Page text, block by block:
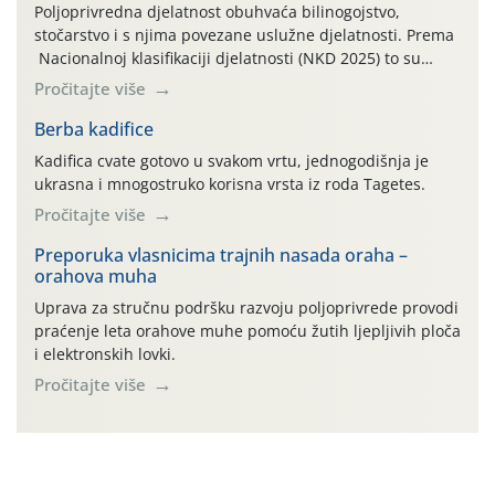
Poljoprivredna djelatnost obuhvaća bilinogojstvo,
stočarstvo i s njima povezane uslužne djelatnosti. Prema
Nacionalnoj klasifikaciji djelatnosti (NKD 2025) to su
skupne 01.1, 01.2, 01.3, 01.4, 01.5 i 01.6. Djelatnost
prerade poljoprivrednih proizvoda je svako djelovanje na
poljoprivredni proizvod čiji je rezultat proizvod koji
također može biti poljoprivredni proizvod poput npr.
maslinovog ulja, bučinog ulja, vino od […]
Pročitajte više
Berba kadifice
Kadifica cvate gotovo u svakom vrtu, jednogodišnja je
ukrasna i mnogostruko korisna vrsta iz roda Tagetes.
Pročitajte više
Preporuka vlasnicima trajnih nasada oraha –
orahova muha
Uprava za stručnu podršku razvoju poljoprivrede provodi
praćenje leta orahove muhe pomoću žutih ljepljivih ploča
i elektronskih lovki.
Pročitajte više